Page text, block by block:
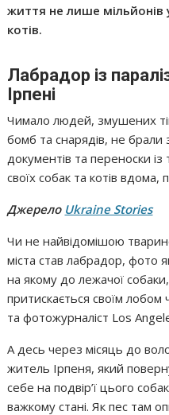
життя не лише мільйонів
котів.
Лабрадор із
Ірпені
Чимало людей, змушених
бомб та снарядів, не брали
документів та переноски
своїх собак та котів вдома,
Джерело Ukraine Stories
Чи не найвідомішою
міста став лабрадор, фото
на якому до лежачої
притискається своїм
та фотожурналіст Los
А десь через місяць до
житель Ірпеня, який
себе на подвір’ї цього
важкому стані. Як пес там